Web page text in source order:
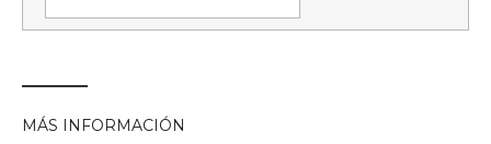
MÁS INFORMACIÓN